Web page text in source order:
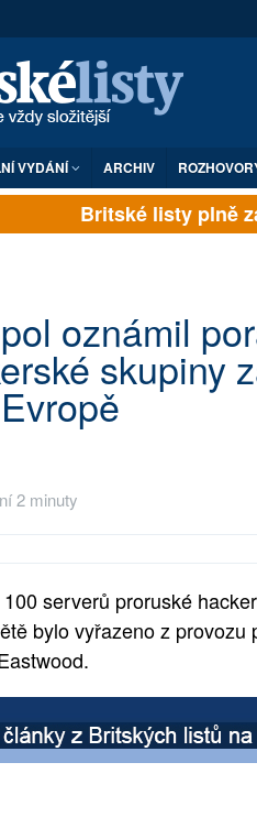
VYDÁNÍ ARCHIV
Britské listy plně
oznámil
skupiny
2 minuty
serverů proruské
bylo vyřazeno z